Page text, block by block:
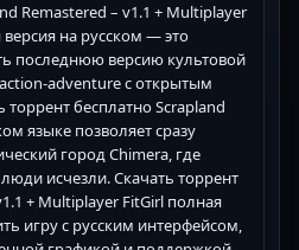
Remastered – v1.1 + Multiplayer
на русском — это
последнюю версию культовой
adventure с открытым
бесплатно Scrapland
языке позволяет сразу
город Chimera, где
исчезли. Скачать торрент
+ Multiplayer FitGirl полная
игру с русским интерфейсом,